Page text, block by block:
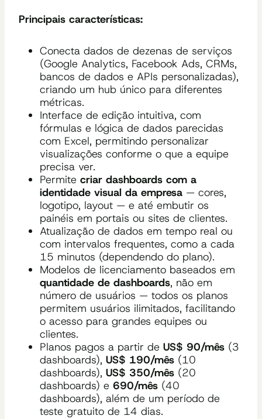
Principais características:
Conecta dados de dezenas de serviços
(Google Analytics, Facebook Ads, CRMs,
bancos de dados e APIs personalizadas),
criando um hub único para diferentes
métricas.
Interface de edição intuitiva, com
fórmulas e lógica de dados parecidas
com Excel, permitindo personalizar
visualizações conforme o que a equipe
precisa ver.
Permite criar dashboards com a
identidade visual da empresa — cores,
logotipo, layout — e até embutir os
painéis em portais ou sites de clientes.
Atualização de dados em tempo real ou
com intervalos frequentes, como a cada
15 minutos (dependendo do plano).
Modelos de licenciamento baseados em
quantidade de dashboards, não em
número de usuários — todos os planos
permitem usuários ilimitados, facilitando
o acesso para grandes equipes ou
clientes.
Planos pagos a partir de US$ 90/mês (3
dashboards), US$ 190/mês (10
dashboards), US$ 350/mês (20
dashboards) e 690/mês (40
dashboards), além de um período de
teste gratuito de 14 dias.